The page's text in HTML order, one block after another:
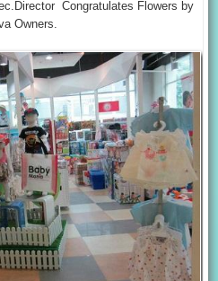
Congratulates Flowers by
Owners.